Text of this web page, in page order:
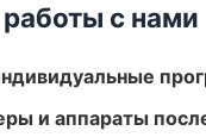
с нами
и аппараты